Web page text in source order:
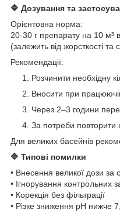
🔷 Дозування та
Орієнтовна норма:
20-30 г препарату на 10 м³
(залежить від жорсткості та
Рекомендації:
Розчинити необхідну
Вносити при працюючій
Через 2–3 години
За потреби повторити
Для великих басейнів
🔷 Типові помилки
• Внесення великої дози за
• Ігнорування контрольних
• Корекція без фільтрації
• Різке зниження pH нижче